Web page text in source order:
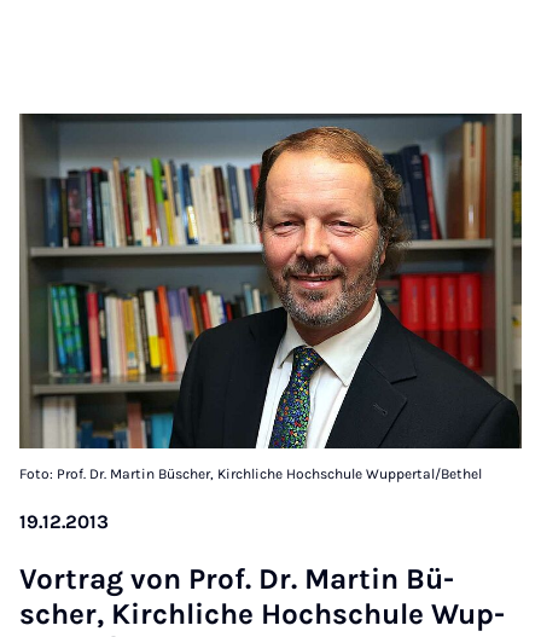
Foto: Prof. Dr. Martin Büscher, Kirchliche Hochschule Wuppertal/Bethel
19.12.2013
Vor­trag von Prof. Dr. Mar­tin Bü­
scher, Kirch­li­che Hoch­schu­le Wup­